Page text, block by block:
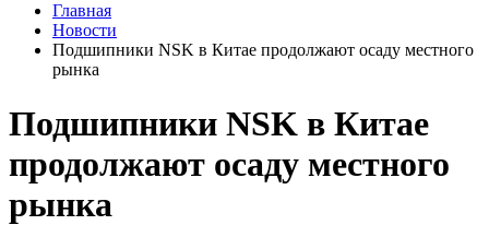
Главная
Новости
Подшипники NSK в Китае продолжают осаду местного
рынка
Подшипники NSK в Китае
продолжают осаду местного
рынка